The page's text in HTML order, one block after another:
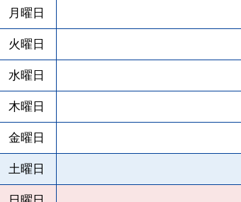
月曜日
火曜日
水曜日
木曜日
金曜日
土曜日